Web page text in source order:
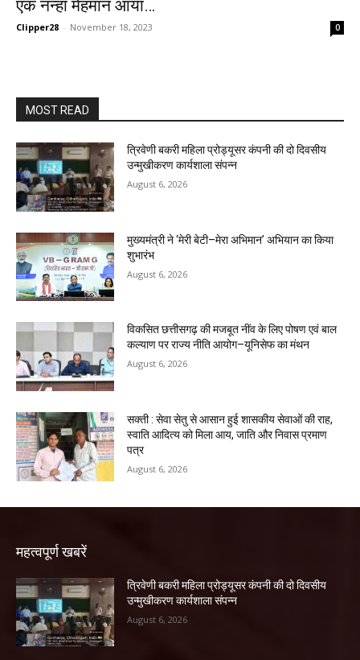
एक नन्हा मेहमान आया…
Clipper28 - November 18, 2023 0
MOST READ
त्रिवेणी बकरी महिला प्रोड्यूसर कंपनी की दो दिवसीय
उन्मुखीकरण कार्यशाला संपन्न
August 6, 2026
मुख्यमंत्री ने ‘मेरी बेटी–मेरा अभिमान’ अभियान का किया
शुभारंभ
August 6, 2026
विकसित छत्तीसगढ़ की मजबूत नींव के लिए पोषण एवं बाल
कल्याण पर राज्य नीति आयोग–यूनिसेफ का मंथन
August 6, 2026
सक्ती : सेवा सेतु से आसान हुई शासकीय सेवाओं की राह,
स्वाति आदित्य को मिला आय, जाति और निवास प्रमाण
पत्र
August 6, 2026
महत्वपूर्ण खबरें
त्रिवेणी बकरी महिला प्रोड्यूसर कंपनी की दो दिवसीय
उन्मुखीकरण कार्यशाला संपन्न
August 6, 2026